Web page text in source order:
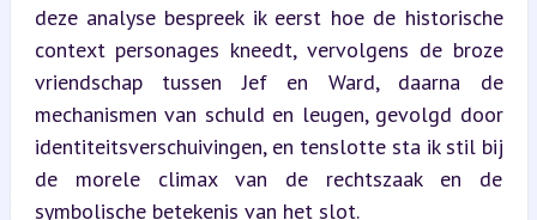
deze analyse bespreek ik eerst hoe de historische
context personages kneedt, vervolgens de broze
vriendschap tussen Jef en Ward, daarna de
mechanismen van schuld en leugen, gevolgd door
identiteitsverschuivingen, en tenslotte sta ik stil bij
de morele climax van de rechtszaak en de
symbolische betekenis van het slot.